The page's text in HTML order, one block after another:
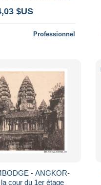
$US
Professionnel
- ANGKOR-
cour du 1er étage